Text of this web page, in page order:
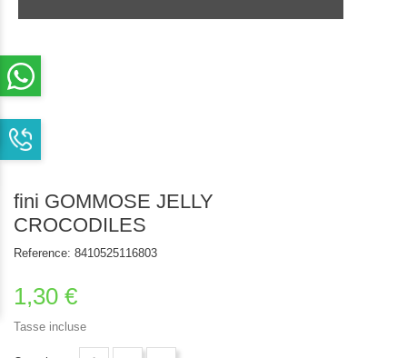
fini GOMMOSE JELLY
CROCODILES
Reference: 8410525116803
1,30 €
Tasse incluse